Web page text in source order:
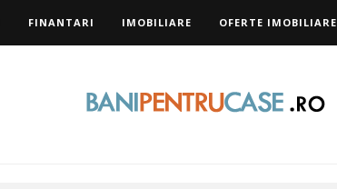
FINANTARI IMOBILIARE OFERTE IMOBILIARE